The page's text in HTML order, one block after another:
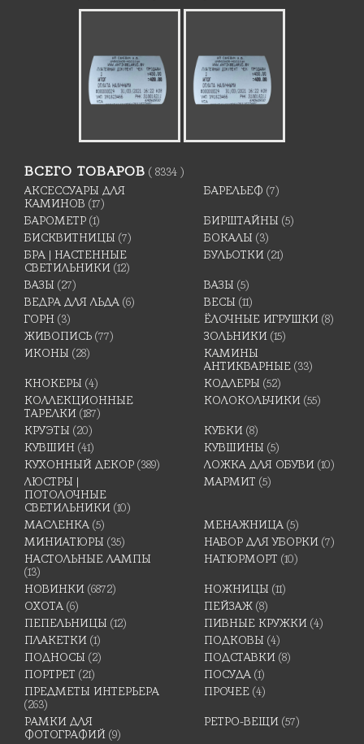
ВСЕГО ТОВАРОВ ( 8334 )
АКСЕССУАРЫ ДЛЯ
КАМИНОВ (17)
БАРЕЛЬЕФ (7)
БАРОМЕТР (1) БИРШТАЙНЫ (5)
БИСКВИТНИЦЫ (7) БОКАЛЫ (3)
БРА | НАСТЕННЫЕ
СВЕТИЛЬНИКИ (12)
БУЛЬОТКИ (21)
ВАЗЫ (27) ВАЗЫ (5)
ВЕДРА ДЛЯ ЛЬДА (6) ВЕСЫ (11)
ГОРН (3) ЁЛОЧНЫЕ ИГРУШКИ (8)
ЖИВОПИСЬ (77) ЗОЛЬНИКИ (15)
ИКОНЫ (28)
КАМИНЫ
АНТИКВАРНЫЕ (33)
КНОКЕРЫ (4) КОДЛЕРЫ (52)
КОЛЛЕКЦИОННЫЕ
ТАРЕЛКИ (187)
КОЛОКОЛЬЧИКИ (55)
КРУЭТЫ (20) КУБКИ (8)
КУВШИН (41) КУВШИНЫ (5)
КУХОННЫЙ ДЕКОР (389) ЛОЖКА ДЛЯ ОБУВИ (10)
ЛЮСТРЫ |
ПОТОЛОЧНЫЕ
СВЕТИЛЬНИКИ (10)
МАРМИТ (5)
МАСЛЕНКА (5) МЕНАЖНИЦА (5)
МИНИАТЮРЫ (35) НАБОР ДЛЯ УБОРКИ (7)
НАСТОЛЬНЫЕ ЛАМПЫ
(13)
НАТЮРМОРТ (10)
НОВИНКИ (6872) НОЖНИЦЫ (11)
ОХОТА (6) ПЕЙЗАЖ (8)
ПЕПЕЛЬНИЦЫ (12) ПИВНЫЕ КРУЖКИ (4)
ПЛАКЕТКИ (1) ПОДКОВЫ (4)
ПОДНОСЫ (2) ПОДСТАВКИ (8)
ПОРТРЕТ (21) ПОСУДА (1)
ПРЕДМЕТЫ ИНТЕРЬЕРА
(263)
ПРОЧЕЕ (4)
РАМКИ ДЛЯ
ФОТОГРАФИЙ (9)
РЕТРО-ВЕЩИ (57)